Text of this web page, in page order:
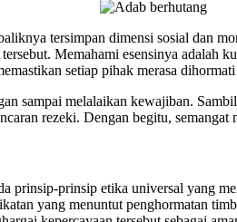
tersimpan dimensi sosial dan
Memahami esensinya
setiap pihak merasa
sampai melalaikan kewajiban.
rezeki. Dengan begitu,
prinsip-prinsip etika universal yang
yang menuntut penghormatan